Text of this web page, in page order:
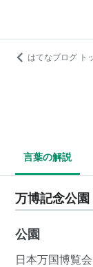
はてなブログ ト
言葉の解説
万博記念公園
公園
日本万国博覧会